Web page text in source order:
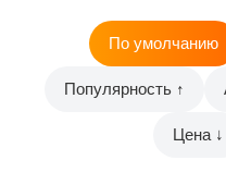
По умолчанию
Популярность ↑
Цена ↓